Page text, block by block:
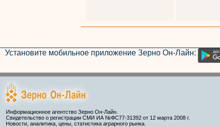
Установите мобильное приложение Зерно Он-Лайн:
Информационное агентство Зерно Он-Лайн.
Свидетельство о регистрации СМИ ИА №ФС77-31392 от 12 марта 2008 г.
Новости, аналитика, цены, статистика аграрного рынка.